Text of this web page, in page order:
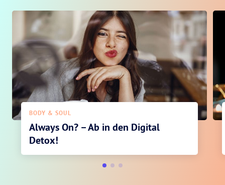
BODY & SOUL
Always On? – Ab in den Digital
Detox!